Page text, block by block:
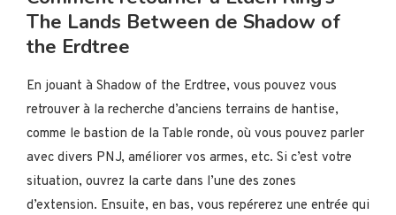
The Lands Between de Shadow of
the Erdtree
En jouant à Shadow of the Erdtree, vous pouvez vous
retrouver à la recherche d’anciens terrains de hantise,
comme le bastion de la Table ronde, où vous pouvez parler
avec divers PNJ, améliorer vos armes, etc. Si c’est votre
situation, ouvrez la carte dans l’une des zones
d’extension. Ensuite, en bas, vous repérerez une entrée qui